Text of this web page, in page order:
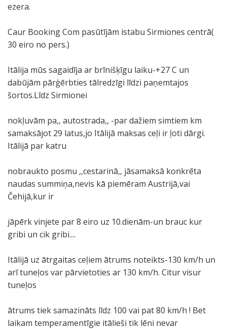
ezera.
Caur Booking Com pasūtījām istabu Sirmiones centrā(
30 eiro no pers.)
Itālija mūs sagaidīja ar brīnišķīgu laiku-+27 C un
dabūjām pārģērbties tālredzīgi līdzi paņemtajos
šortos.Līdz Sirmionei
nokļuvām pa,, autostrada,, -par dažiem simtiem km
samaksājot 29 latus,jo Itālijā maksas ceļi ir ļoti dārgi.
Itālijā par katru
nobraukto posmu ,,cestarinā,, jāsamaksā konkrēta
naudas summiņa,nevis kā piemēram Austrijā,vai
Čehijā,kur ir
jāpērk vinjete par 8 eiro uz 10.dienām-un brauc kur
gribi un cik gribi....
Itālijā uz ātrgaitas ceļiem ātrums noteikts-130 km/h un
arī tuneļos var pārvietoties ar 130 km/h. Citur visur
tuneļos
ātrums tiek samazināts līdz 100 vai pat 80 km/h ! Bet
laikam temperamentīgie itālieši tik lēni nevar